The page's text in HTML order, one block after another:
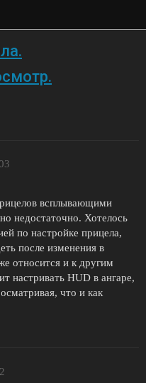
всплывающими
недостаточно. Хотелось
по настройке прицела,
после изменения в
относится и к другим
настривать HUD в ангаре,
что и как